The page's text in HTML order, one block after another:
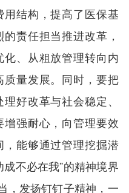
结构，提高了医保基
责任担当推进改革，
、从粗放管理转向内
量发展。同时，要把
好改革与社会稳定、
强耐心，向管理要效
能够通过管理挖掘潜
不必在我”的精神境界
，发扬钉钉子精神，一